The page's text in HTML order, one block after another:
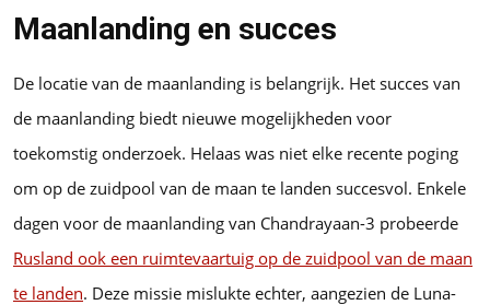
Maanlanding en succes
De locatie van de maanlanding is belangrijk. Het succes van
de maanlanding biedt nieuwe mogelijkheden voor
toekomstig onderzoek. Helaas was niet elke recente poging
om op de zuidpool van de maan te landen succesvol. Enkele
dagen voor de maanlanding van Chandrayaan-3 probeerde
Rusland ook een ruimtevaartuig op de zuidpool van de maan
te landen. Deze missie mislukte echter, aangezien de Luna-